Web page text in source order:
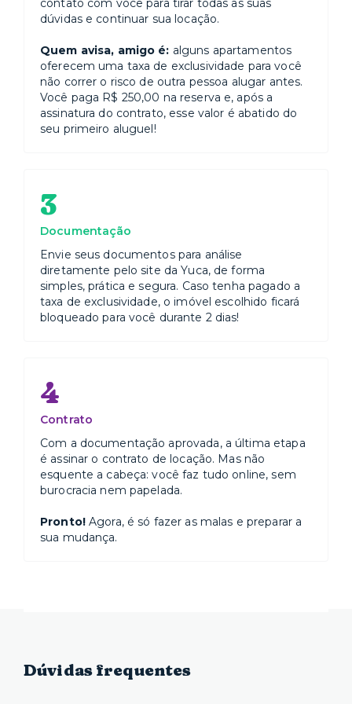
contato com você para tirar todas as suas
dúvidas e continuar sua locação.
Quem avisa, amigo é: alguns apartamentos
oferecem uma taxa de exclusividade para você
não correr o risco de outra pessoa alugar antes.
Você paga R$ 250,00 na reserva e, após a
assinatura do contrato, esse valor é abatido do
seu primeiro aluguel!
3
Documentação
Envie seus documentos para análise
diretamente pelo site da Yuca, de forma
simples, prática e segura. Caso tenha pagado a
taxa de exclusividade, o imóvel escolhido ficará
bloqueado para você durante 2 dias!
4
Contrato
Com a documentação aprovada, a última etapa
é assinar o contrato de locação. Mas não
esquente a cabeça: você faz tudo online, sem
burocracia nem papelada.
Pronto!Agora, é só fazer as malas e preparar a
sua mudança.
Dúvidas frequentes